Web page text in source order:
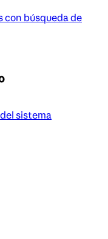
con búsqueda de
sistema